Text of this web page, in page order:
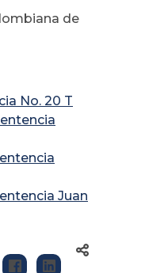
de
No. 20 T
Juan